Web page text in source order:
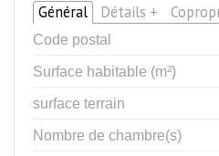
Général Détails +
Code postal
Surface habitable (m²)
surface terrain
Nombre de chambre(s)